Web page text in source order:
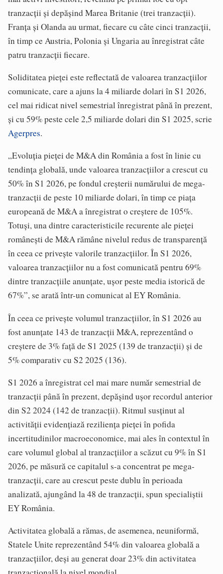
tranzacţii şi depăşind Marea Britanie (trei tranzacţii).
Franţa şi Olanda au urmat, fiecare cu câte cinci tranzacţii,
în timp ce Austria, Polonia şi Ungaria au înregistrat câte
patru tranzacţii fiecare.
Soliditatea pieţei este reflectată de valoarea tranzacţiilor
comunicate, care a ajuns la 4 miliarde dolari în S1 2026,
cel mai ridicat nivel semestrial înregistrat până în prezent,
şi cu 59% peste cele 2,5 miliarde dolari din S1 2025, scrie
Agerpres.
„Evoluţia pieţei de M&A din România a fost în linie cu
tendinţa globală, unde valoarea tranzacţiilor a crescut cu
50% în S1 2026, pe fondul creşterii numărului de mega-
tranzacţii de peste 10 miliarde dolari, în timp ce piaţa
europeană de M&A a înregistrat o creştere de 105%.
Totuşi, una dintre caracteristicile recurente ale pieţei
româneşti de M&A rămâne nivelul redus de transparenţă
în ceea ce priveşte valorile tranzacţiilor. În S1 2026,
valoarea tranzacţiilor nu a fost comunicată pentru 69%
dintre tranzacţiile anunţate, uşor peste media istorică de
67%”, se arată într-un comunicat al EY România.
În ceea ce priveşte volumul tranzacţiilor, în S1 2026 au
fost anunţate 143 de tranzacţii M&A, reprezentând o
creştere de 3% faţă de S1 2025 (139 de tranzacţii) şi de
5% comparativ cu S2 2025 (136).
S1 2026 a înregistrat cel mai mare număr semestrial de
tranzacţii până în prezent, depăşind uşor recordul anterior
din S2 2024 (142 de tranzacţii). Ritmul susţinut al
activităţii evidenţiază rezilienţa pieţei în pofida
incertitudinilor macroeconomice, mai ales în contextul în
care volumul global al tranzacţiilor a scăzut cu 9% în S1
2026, pe măsură ce capitalul s-a concentrat pe mega-
tranzacţii, care au crescut peste dublu în perioada
analizată, ajungând la 48 de tranzacţii, spun specialiştii
EY România.
Activitatea globală a rămas, de asemenea, neuniformă,
Statele Unite reprezentând 54% din valoarea globală a
tranzacţiilor, deşi au generat doar 23% din activitatea